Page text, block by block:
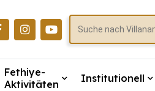
Fethiye-
Aktivitäten
Institutionell